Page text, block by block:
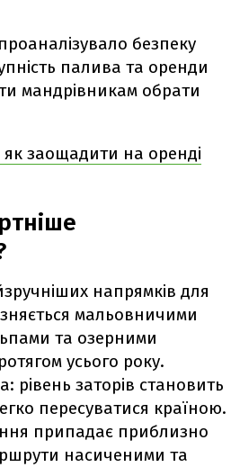
безпеку
палива та оренди
мандрівникам обрати
заощадити на оренді
напрямків для
мальовничими
та озерними
усього року.
рівень заторів становить
пересуватися країною.
припадає приблизно
насиченими та